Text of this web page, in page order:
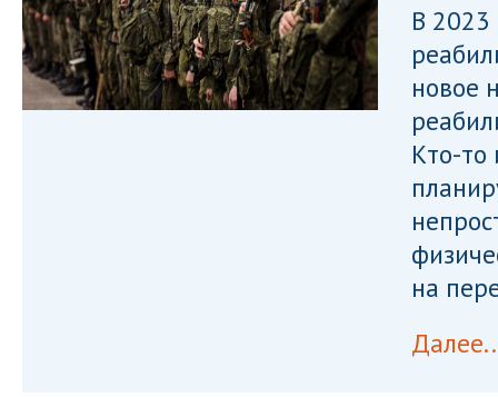
В 2023
новое
Кто-то
на